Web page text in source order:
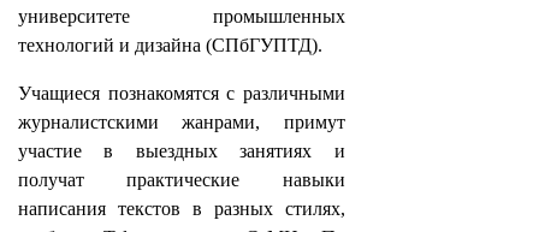
университете промышленных
технологий и дизайна (СПбГУПТД).
Учащиеся познакомятся с различными
журналистскими жанрами, примут
участие в выездных занятиях и
получат практические навыки
написания текстов в разных стилях,